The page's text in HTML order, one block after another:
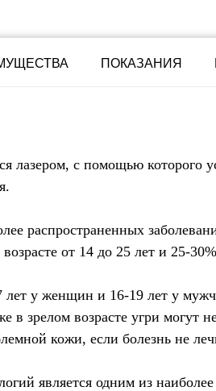
ПОКАЗАНИЯ
лазером, с помощью которого
распространенных
от 14 до 25 лет и 25-
у женщин и 16-19 лет у
в зрелом возрасте угри могут
кожи, если болезнь не
является одним из